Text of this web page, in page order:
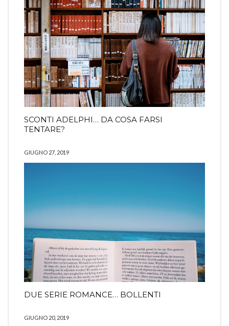
SCONTI ADELPHI… DA COSA FARSI
TENTARE?
GIUGNO 27, 2019
DUE SERIE ROMANCE… BOLLENTI
GIUGNO 20, 2019